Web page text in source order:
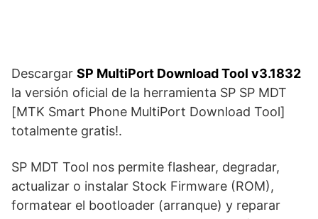
Descargar SP MultiPort Download Tool v3.1832
la versión oficial de la herramienta SP SP MDT
[MTK Smart Phone MultiPort Download Tool]
totalmente gratis!.
SP MDT Tool nos permite flashear, degradar,
actualizar o instalar Stock Firmware (ROM),
formatear el bootloader (arranque) y reparar